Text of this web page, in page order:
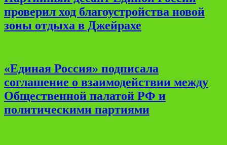
проверил ход благоустройства новой
зоны отдыха в Джейрахе
«Единая Россия» подписала
соглашение о взаимодействии между
Общественной палатой РФ и
политическими партиями